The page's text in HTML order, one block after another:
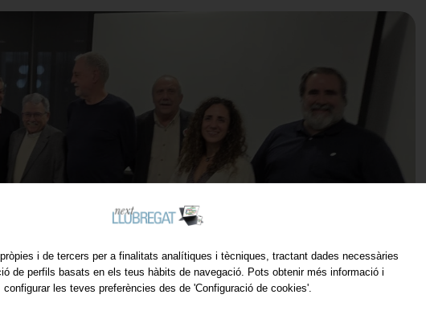
i de tercers per a finalitats analítiques i tècniques, tractant dades necessàries
de perfils basats en els teus hàbits de navegació. Pots obtenir més informació i
configurar les teves preferències des de 'Configuració de cookies'.